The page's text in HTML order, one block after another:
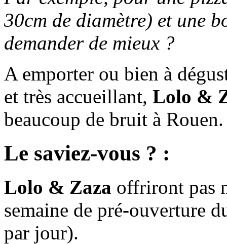
30cm de diamètre) et une
demander de mieux ?
A emporter ou bien à
et très accueillant, Lolo &
beaucoup de bruit à
Le saviez-vous ? :
Lolo & Zaza offriront pas
semaine de pré-ouverture
par jour).